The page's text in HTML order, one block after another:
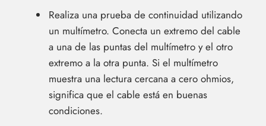
Realiza una prueba de continuidad utilizando
un multímetro. Conecta un extremo del cable
a una de las puntas del multímetro y el otro
extremo a la otra punta. Si el multímetro
muestra una lectura cercana a cero ohmios,
significa que el cable está en buenas
condiciones.